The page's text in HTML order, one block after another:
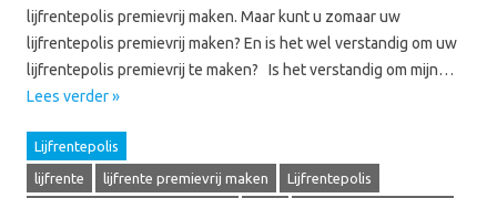
lijfrentepolis premievrij maken. Maar kunt u zomaar uw
lijfrentepolis premievrij maken? En is het wel verstandig om uw
lijfrentepolis premievrij te maken? Is het verstandig om mijn…
Lees verder »
Lijfrentepolis
lijfrente lijfrente premievrij maken Lijfrentepolis